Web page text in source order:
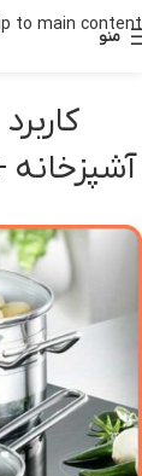
to main content
منو